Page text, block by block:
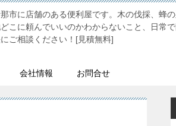
市に店舗のある便利屋です。木の伐採、蜂
こに頼んでいいのかわからないこと、日常
ご相談ください！[見積無料]
会社情報 お問合せ